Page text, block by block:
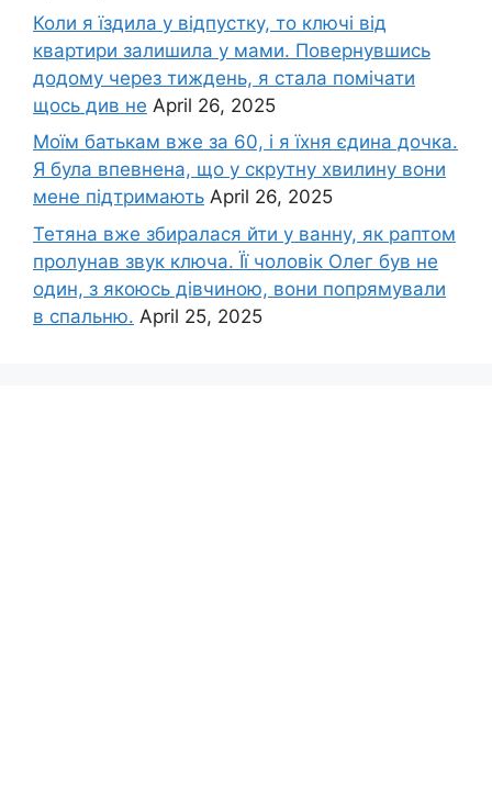
Коли я їздила у відпустку, то ключі від
квартири залишила у мами. Повернувшись
додому через тиждень, я стала помічати
щось див не April 26, 2025
Моїм батькам вже за 60, і я їхня єдина дочка.
Я була впевнена, що у скрутну хвилину вони
мене підтримають April 26, 2025
Тетяна вже збиралася йти у ванну, як раптом
пролунав звук ключа. Її чоловік Олег був не
один, з якоюсь дівчиною, вони попрямували
в спальню. April 25, 2025